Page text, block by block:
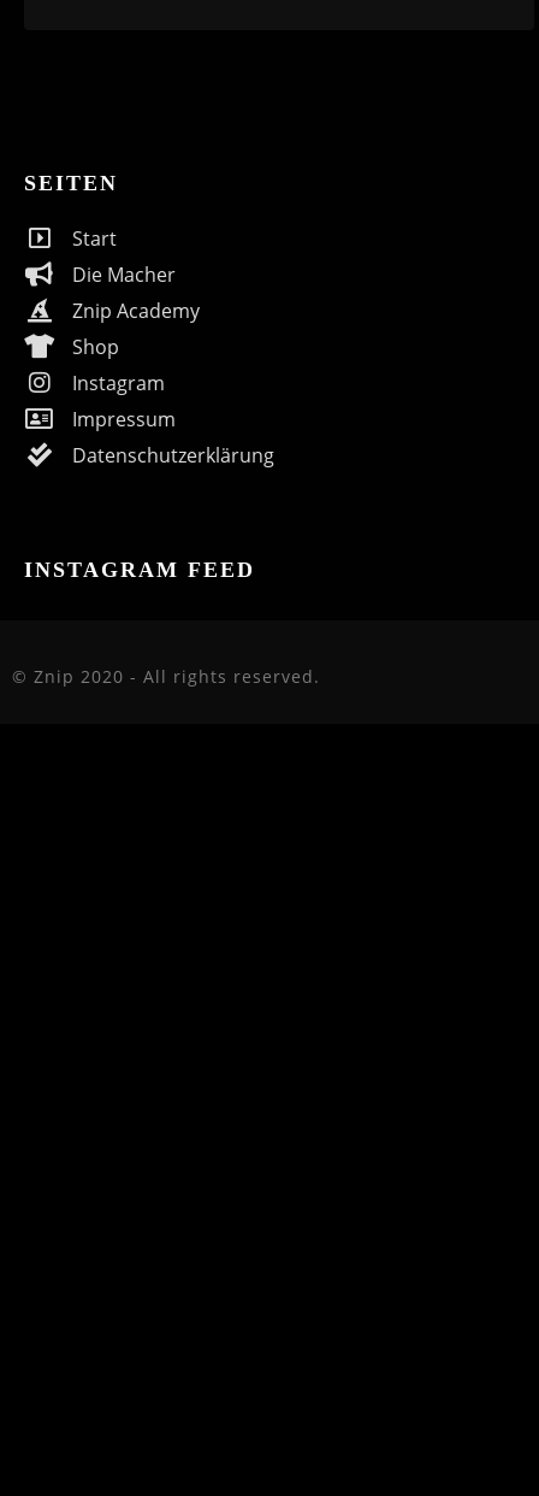
SEITEN
Start
Die Macher
Znip Academy
Shop
Instagram
Impressum
Datenschutzerklärung
INSTAGRAM FEED
© Znip 2020 - All rights reserved.